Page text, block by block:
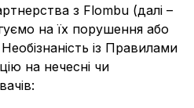
з Flombu (далі –
на їх порушення або
із Правилами
на нечесні чи